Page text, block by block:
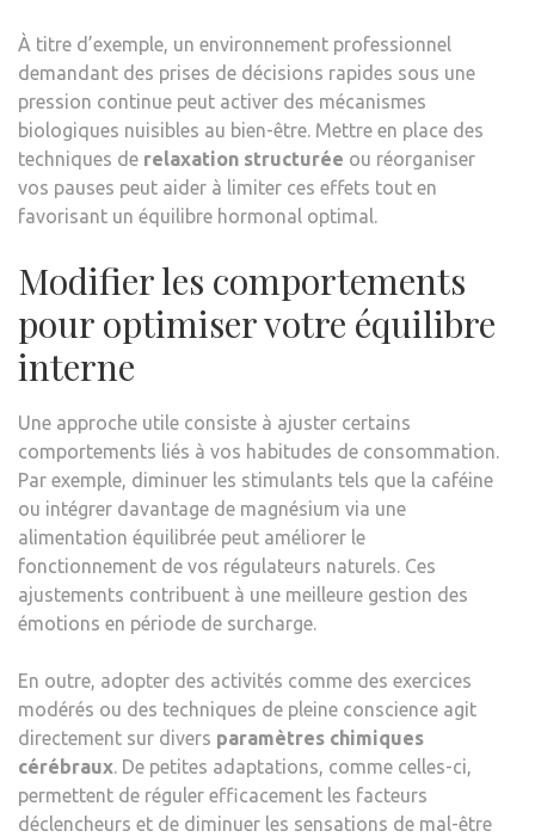
À titre d’exemple, un environnement professionnel
demandant des prises de décisions rapides sous une
pression continue peut activer des mécanismes
biologiques nuisibles au bien-être. Mettre en place des
techniques de relaxation structurée ou réorganiser
vos pauses peut aider à limiter ces effets tout en
favorisant un équilibre hormonal optimal.
Modifier les comportements
pour optimiser votre équilibre
interne
Une approche utile consiste à ajuster certains
comportements liés à vos habitudes de consommation.
Par exemple, diminuer les stimulants tels que la caféine
ou intégrer davantage de magnésium via une
alimentation équilibrée peut améliorer le
fonctionnement de vos régulateurs naturels. Ces
ajustements contribuent à une meilleure gestion des
émotions en période de surcharge.
En outre, adopter des activités comme des exercices
modérés ou des techniques de pleine conscience agit
directement sur divers paramètres chimiques
cérébraux. De petites adaptations, comme celles-ci,
permettent de réguler efficacement les facteurs
déclencheurs et de diminuer les sensations de mal-être